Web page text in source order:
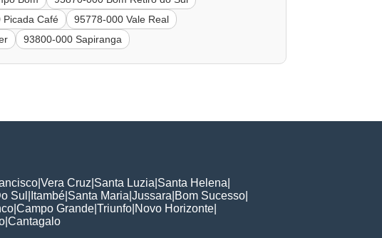
Picada Café
95778-000 Vale Real
93800-000 Sapiranga
Vera Cruz Santa Luzia Santa Helena
Sul Itambé Santa Maria Jussara Bom Sucesso
Campo Grande Triunfo Novo Horizonte
Cantagalo